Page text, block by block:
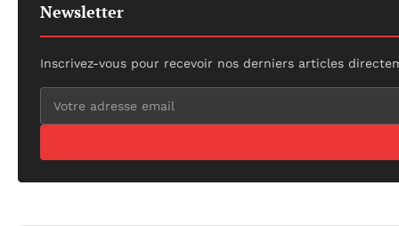
Newsletter
Inscrivez-vous pour recevoir nos derniers articles